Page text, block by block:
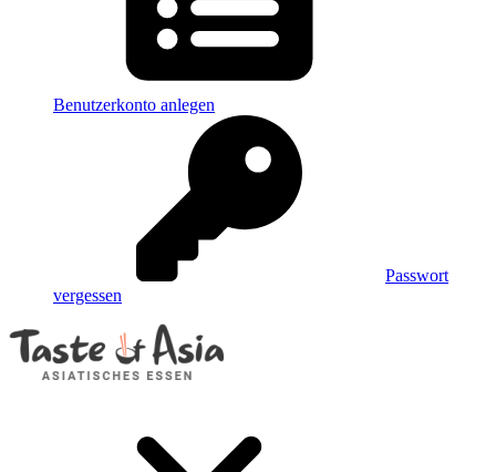
Benutzerkonto anlegen
Passwort
vergessen